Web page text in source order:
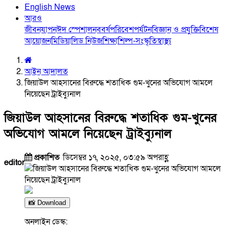
English News
আরও
জীবনযাপনঈদ স্পেশালনববর্ষপরিবেশপর্যটনবিজ্ঞান ও প্রযুক্তিবিশেষ
আয়োজনমিডিয়ালিড নিউজশিক্ষাশিল্প-সংস্কৃতিস্বাস্থ্য
আইন আদালত
জিয়াউল আহসানের বিরুদ্ধে শতাধিক গুম-খুনের অভিযোগ আমলে
নিয়েছেন ট্রাইব্যুনাল
জিয়াউল আহসানের বিরুদ্ধে শতাধিক গুম-খুনের
অভিযোগ আমলে নিয়েছেন ট্রাইব্যুনাল
editor প্রকাশিতডিসেম্বর ১৭, ২০২৫, ০৩:৫৯ অপরাহ্ণ
📸 Download
অনলাইন ডেস্ক: